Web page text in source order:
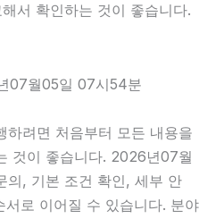
서 확인하는 것이 좋습니다.
07월05일 07시54분
하려면 처음부터 모든 내용을
것이 좋습니다. 2026년07월
, 기본 조건 확인, 세부 안
로 이어질 수 있습니다. 분야